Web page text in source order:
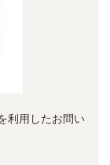
利用したお問い